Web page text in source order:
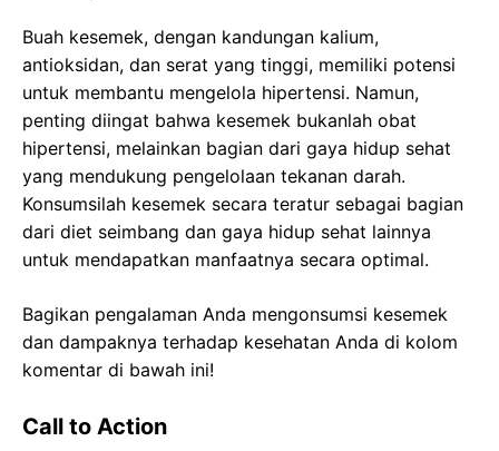
Buah kesemek, dengan kandungan kalium,
antioksidan, dan serat yang tinggi, memiliki potensi
untuk membantu mengelola hipertensi. Namun,
penting diingat bahwa kesemek bukanlah obat
hipertensi, melainkan bagian dari gaya hidup sehat
yang mendukung pengelolaan tekanan darah.
Konsumsilah kesemek secara teratur sebagai bagian
dari diet seimbang dan gaya hidup sehat lainnya
untuk mendapatkan manfaatnya secara optimal.
Bagikan pengalaman Anda mengonsumsi kesemek
dan dampaknya terhadap kesehatan Anda di kolom
komentar di bawah ini!
Call to Action